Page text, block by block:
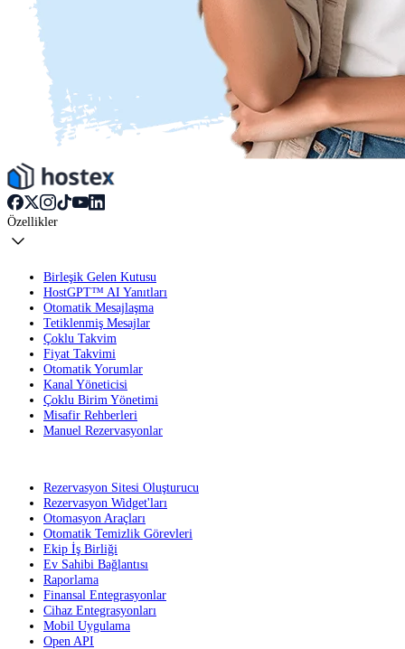
Özellikler
Birleşik Gelen Kutusu
HostGPT™ AI Yanıtları
Otomatik Mesajlaşma
Tetiklenmiş Mesajlar
Çoklu Takvim
Fiyat Takvimi
Otomatik Yorumlar
Kanal Yöneticisi
Çoklu Birim Yönetimi
Misafir Rehberleri
Manuel Rezervasyonlar
Rezervasyon Sitesi Oluşturucu
Rezervasyon Widget'ları
Otomasyon Araçları
Otomatik Temizlik Görevleri
Ekip İş Birliği
Ev Sahibi Bağlantısı
Raporlama
Finansal Entegrasyonlar
Cihaz Entegrasyonları
Mobil Uygulama
Open API